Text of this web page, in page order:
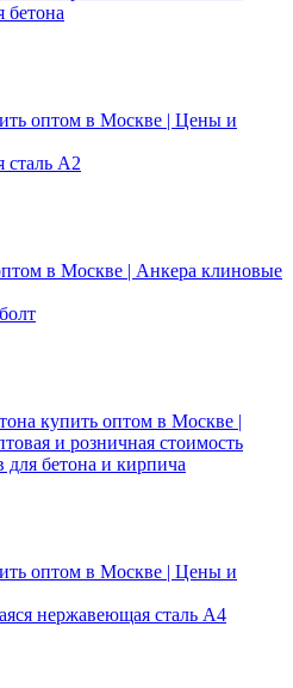
бетона
A2
для бетона и кирпича
нержавеющая сталь A4